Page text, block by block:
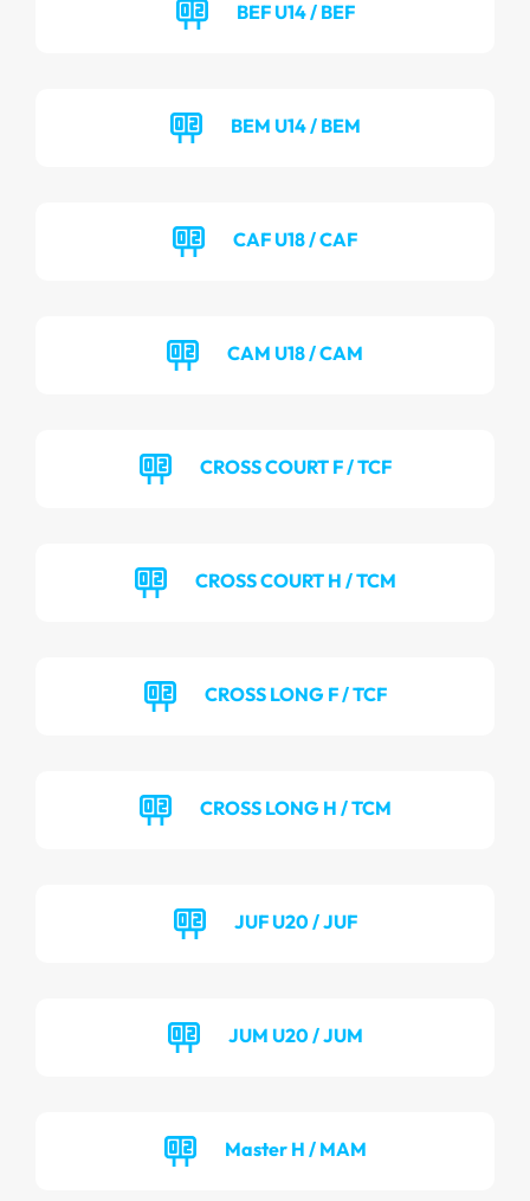
BEF U14 / BEF
BEM U14 / BEM
CAF U18 / CAF
CAM U18 / CAM
CROSS COURT F / TCF
CROSS COURT H / TCM
CROSS LONG F / TCF
CROSS LONG H / TCM
JUF U20 / JUF
JUM U20 / JUM
Master H / MAM